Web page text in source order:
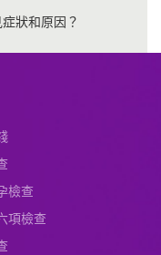
狀和原因？
檢查
項檢查